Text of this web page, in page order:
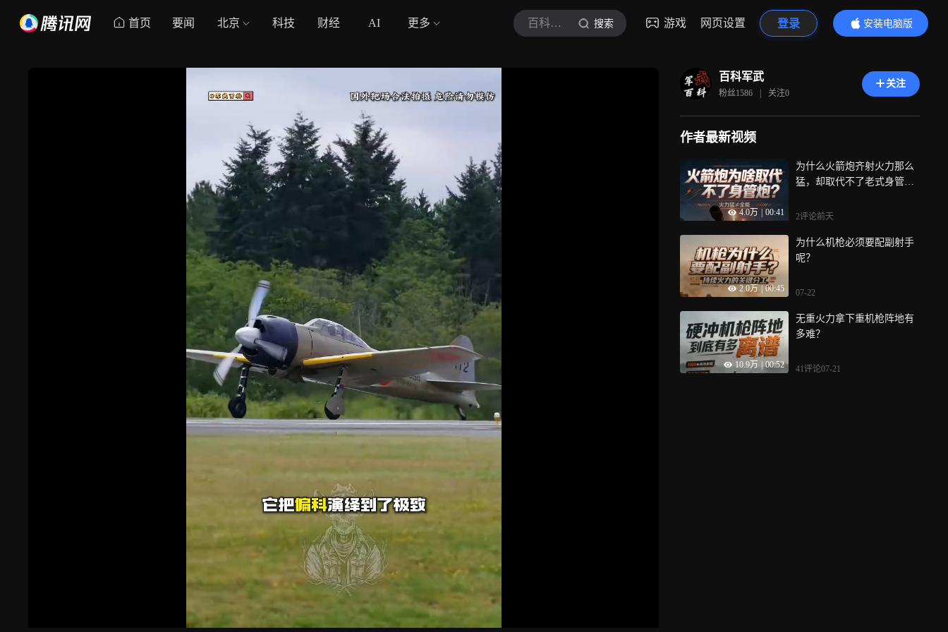
首页 要闻 北京 科技 财经 AI 更多 百科军武 搜索 游戏 网页设置 登录
安装电脑版
内容更精彩
百科军武
粉丝1586 | 关注0
关注
作者最新视频
4.0万 00:41
为什么火箭炮齐射火力那么
猛，却取代不了老式身管火
2评论前天
2.0万 00:45
为什么机枪必须要配副射手
呢？
07-22
10.9万 00:52
无重火力拿下重机枪阵地有
多难？
41评论07-21